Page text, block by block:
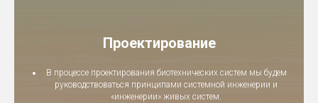
Проектирование
В процессе проектирования биотехнических систем мы будем
руководствоваться принципами системной инженерии и
«инженерии» живых систем.